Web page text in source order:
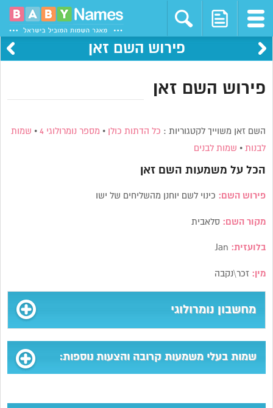
פירוש השם זאן
פירוש השם זאן
השם זאן משוייך לקטגוריות : כל הדתות כולן • מספר נומרולוגי 4 • שמות
לבנות • שמות לבנים
הכל על משמעות השםזאן
פירוש השם: כינוי לשם יוחנן מהשליחים של ישו
מקור השם: סלאבית
בלועזית:
מין: זכר\נקבה
מחשבון נומרולוגי
שמות בעלי משמעות קרובה והצעות נוספות: